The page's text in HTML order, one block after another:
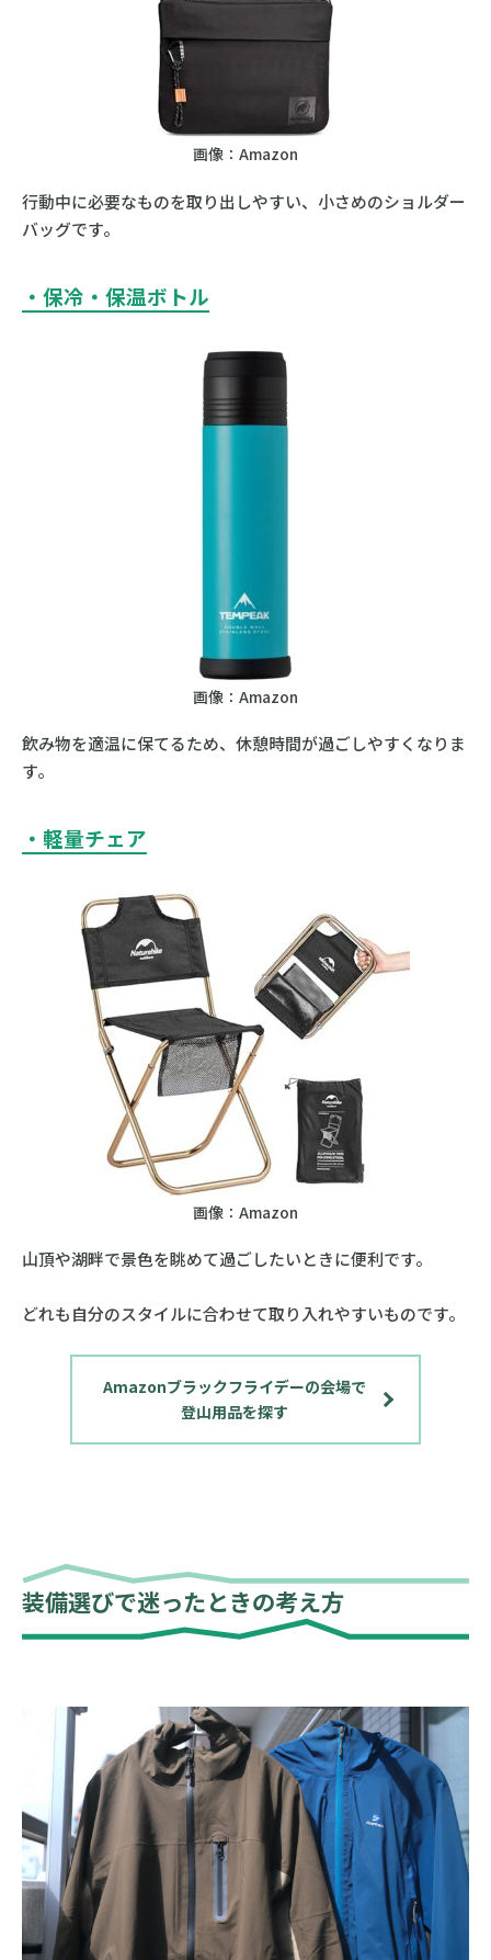
画像：Amazon
行動中に必要なものを取り出しやすい、小さめのショルダー
バッグです。
・保冷・保温ボトル
画像：Amazon
飲み物を適温に保てるため、休憩時間が過ごしやすくなりま
す。
・軽量チェア
画像：Amazon
山頂や湖畔で景色を眺めて過ごしたいときに便利です。
どれも自分のスタイルに合わせて取り入れやすいものです。
Amazonブラックフライデーの会場で
登山用品を探す
装備選びで迷ったときの考え方